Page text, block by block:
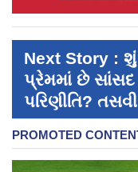
Next Story :
પ્રેમમાં છે
પરિણીતિ?